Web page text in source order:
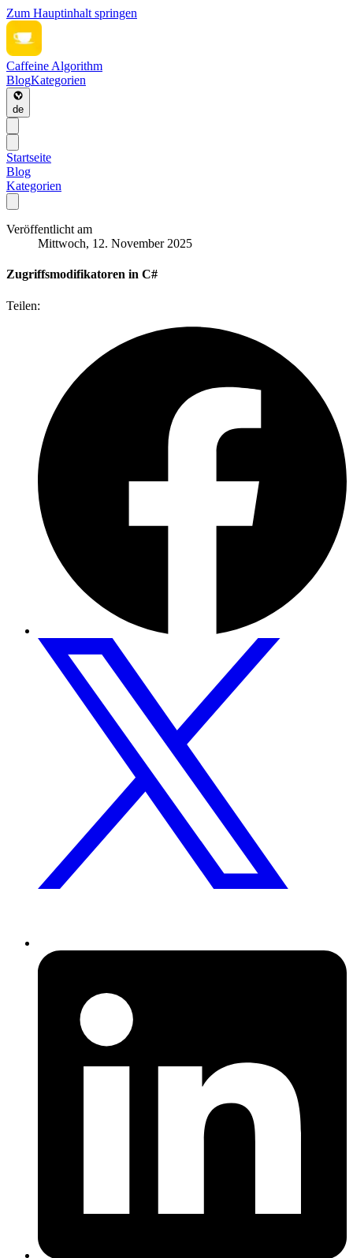
Zum Hauptinhalt springen
Caffeine Algorithm
BlogKategorien
de
Startseite
Blog
Kategorien
Veröffentlicht am
Mittwoch, 12. November 2025
Zugriffsmodifikatoren in C#
Teilen: